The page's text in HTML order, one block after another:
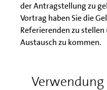
Verwendung
der Antragstellung zu
Vortrag haben Sie die
Referierenden zu
Austausch zu kommen.
erhalten anschließend